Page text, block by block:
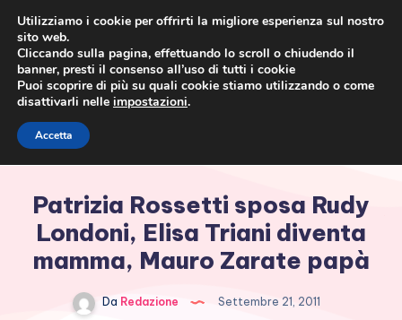
Patrizia Rossetti sposa Rudy
Londoni, Elisa Triani diventa
mamma, Mauro Zarate papà
Da Redazione
Settembre 21, 2011
Utilizziamo i cookie per offrirti la migliore esperienza sul nostro
sito web.
Cliccando sulla pagina, effettuando lo scroll o chiudendo il
banner, presti il consenso all’uso di tutti i cookie
Puoi scoprire di più su quali cookie stiamo utilizzando o come
disattivarli nelle impostazioni.
Accetta